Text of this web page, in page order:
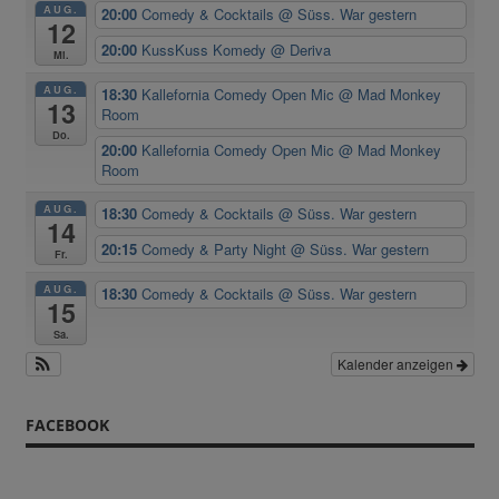
AUG.
12
Mi.
20:00Comedy & Cocktails@ Süss. War gestern
20:00 KussKuss Komedy@ Deriva
AUG.
13
Do.
18:30 Kallefornia Comedy Open Mic@ Mad Monkey
Room
20:00 Kallefornia Comedy Open Mic@ Mad Monkey
Room
AUG.
14
Fr.
18:30Comedy & Cocktails@ Süss. War gestern
20:15Comedy & Party Night@ Süss. War gestern
AUG.
15
Sa.
18:30Comedy & Cocktails@ Süss. War gestern
Kalender anzeigen
FACEBOOK